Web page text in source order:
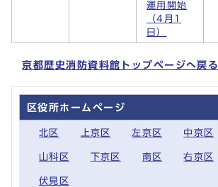
運用開始
（4月1
日）
京都歴史消防資料館トップページへ戻る
区役所ホームページ
北区 上京区 左京区 中京区
山科区 下京区 南区 右京区
伏見区